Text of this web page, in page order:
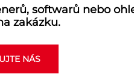
softwarů nebo
zakázku.
NÁS